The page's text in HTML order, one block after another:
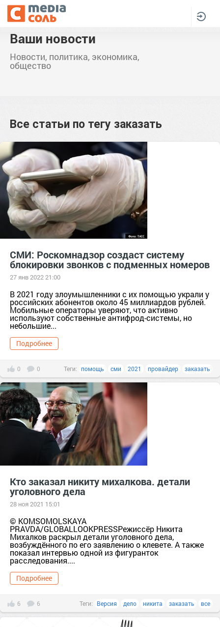
Ваши новости
Новости, политика, экономика,
общество
Все статьи по тегу заказать
СМИ: Роскомнадзор создаст систему
блокировки звонков с подменных номеров
27 янв 2022 21:00
В 2021 году злоумышленники с их помощью украли у
российских абонентов около 45 миллиардов рублей.
Мобильные операторы уверяют, что активно
используют собственные антифрод-системы, но
небольшие...
Подробнее
0 0 Теги: помощь сми 2021 провайдер заказать
Кто заказал никиту михалкова. детали
уголовного дела
28 ноя 2021 15:01
© KOMSOMOLSKAYA
PRAVDA/GLOBALLOOKPRESSРежиссёр Никита
Михалков раскрыл детали уголовного дела,
возбуждённого по его заявлению о клевете. А также
показал интервью одной из фигуранток
расследования....
Подробнее
6 6 Теги: Версия дело никита заказать все